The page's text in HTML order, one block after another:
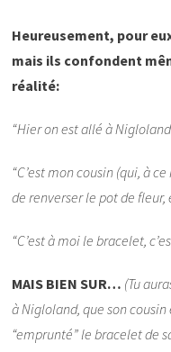
Heureusement, pour
mais ils confondent
réalité:
“Hier on est allé à
“C’est mon cousin (qui, à
de renverser le pot de
“C’est à moi le bracelet,
MAIS BIEN SUR… (Tu
à Nigloland, que son
“emprunté” le bracelet de